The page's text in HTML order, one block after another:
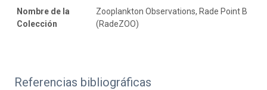
Nombre de la
Colección
Zooplankton Observations, Rade Point B
(RadeZOO)
Referencias bibliográficas